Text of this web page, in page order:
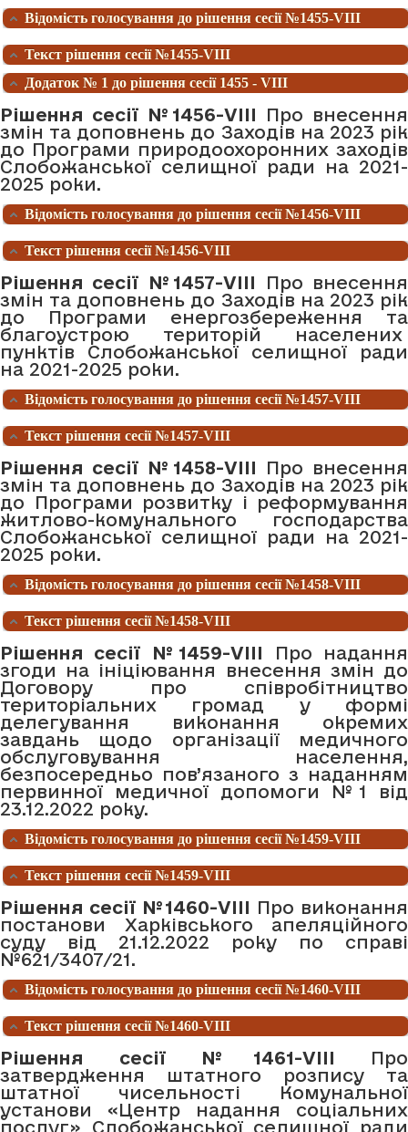
Відомість голосування до рішення сесії №1455-VIII
Текст рішення сесії №1455-VIII
Додаток № 1 до рішення сесії 1455 - VIII
Рішення сесії №1456-VIII Про внесення
змін та доповнень до Заходів на 2023 рік
до Програми природоохоронних заходів
Слобожанської селищної ради на 2021-
2025 роки.
Відомість голосування до рішення сесії №1456-VIII
Текст рішення сесії №1456-VIII
Рішення сесії №1457-VIII
Про внесення
змін та доповнень до Заходів на 2023 рік
до Програми енергозбереження та
благоустрою територій населених
пунктів Слобожанської селищної ради
на 2021-2025 роки.
Відомість голосування до рішення сесії №1457-VIII
Текст рішення сесії №1457-VIII
Рішення сесії №1458-VIII Про внесення
змін та доповнень до Заходів на 2023 рік
до Програми розвитку і реформування
житлово-комунального господарства
Слобожанської селищної ради на 2021-
2025 роки.
Відомість голосування до рішення сесії №1458-VIII
Текст рішення сесії №1458-VIII
Рішення сесії №1459-VIII
Про надання
згоди на ініціювання внесення змін до
Договору про співробітництво
територіальних громад у формі
делегування виконання окремих
завдань щодо організації медичного
обслуговування населення,
безпосередньо пов’язаного з наданням
первинної медичної допомоги №1 від
23.12.2022 року.
Відомість голосування до рішення сесії №1459-VIII
Текст рішення сесії №1459-VIII
Рішення сесії №1460-VIII Про виконання
постанови Харківського апеляційного
суду від 21.12.2022 року по справі
№621/3407/21.
Відомість голосування до рішення сесії №1460-VIII
Текст рішення сесії №1460-VIII
Рішення сесії №1461-VIII Про
затвердження штатного розпису та
штатної чисельності Комунальної
установи «Центр надання соціальних
послуг» Слобожанської селищної ради